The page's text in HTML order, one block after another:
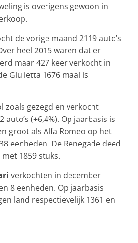
is overigens gewoon in
de vorige maand 2119 auto’s
heel 2015 waren dat er
maar 427 keer verkocht in
Giulietta 1676 maal is
zoals gezegd en verkocht
auto’s (+6,4%). Op jaarbasis is
groot als Alfa Romeo op het
eenheden. De Renegade deed
1859 stuks.
verkochten in december
8 eenheden. Op jaarbasis
land respectievelijk 1361 en